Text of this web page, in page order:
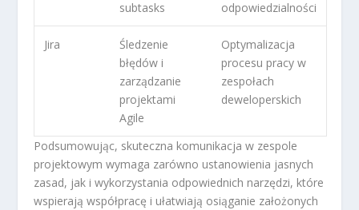
subtasks
odpowiedzialności
Jira
Śledzenie
błędów i
zarządzanie
projektami
Agile
Optymalizacja
procesu pracy w
zespołach
deweloperskich
Podsumowując, skuteczna komunikacja w zespole
projektowym wymaga zarówno ustanowienia jasnych
zasad, jak i wykorzystania odpowiednich narzędzi, które
wspierają współpracę i ułatwiają osiąganie założonych